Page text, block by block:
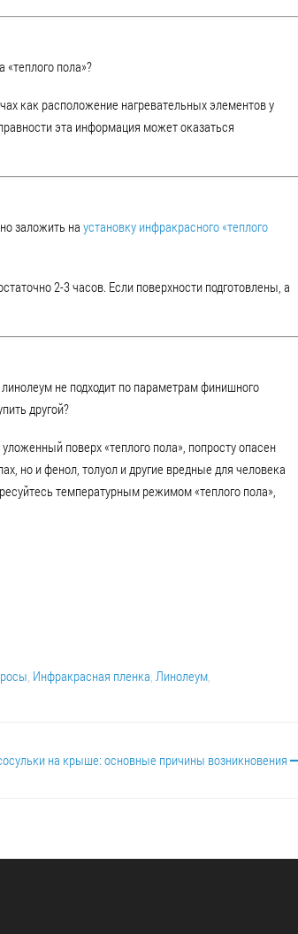
пола»?
как расположение нагревательных элементов у
эта информация может оказаться
заложить на установку инфракрасного «теплого
2-3 часов. Если поверхности подготовлены, а
не подходит по параметрам финишного
другой?
поверх «теплого пола», попросту опасен
но и фенол, толуол и другие вредные для человека
температурным режимом «теплого пола»,
, Инфракрасная пленка, Линолеум,
на крыше: основные причины возникновения